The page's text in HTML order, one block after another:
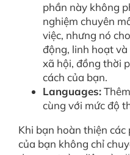
phần này không
nghiệm chuyên
việc, nhưng nó
động, linh hoạt và
xã hội, đồng thời
cách của bạn.
Languages:
cùng với mức độ
Khi bạn hoàn thiện các
của bạn không chỉ